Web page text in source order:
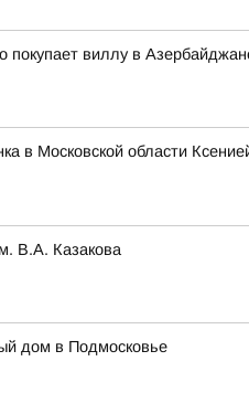
покупает виллу в
в Московской области
В.А. Казакова
дом в Подмосковье